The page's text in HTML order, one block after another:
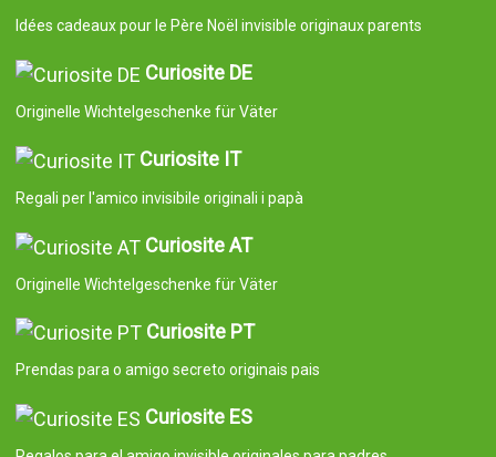
Idées cadeaux pour le Père Noël invisible originaux parents
Curiosite DE
Originelle Wichtelgeschenke für Väter
Curiosite IT
Regali per l'amico invisibile originali i papà
Curiosite AT
Originelle Wichtelgeschenke für Väter
Curiosite PT
Prendas para o amigo secreto originais pais
Curiosite ES